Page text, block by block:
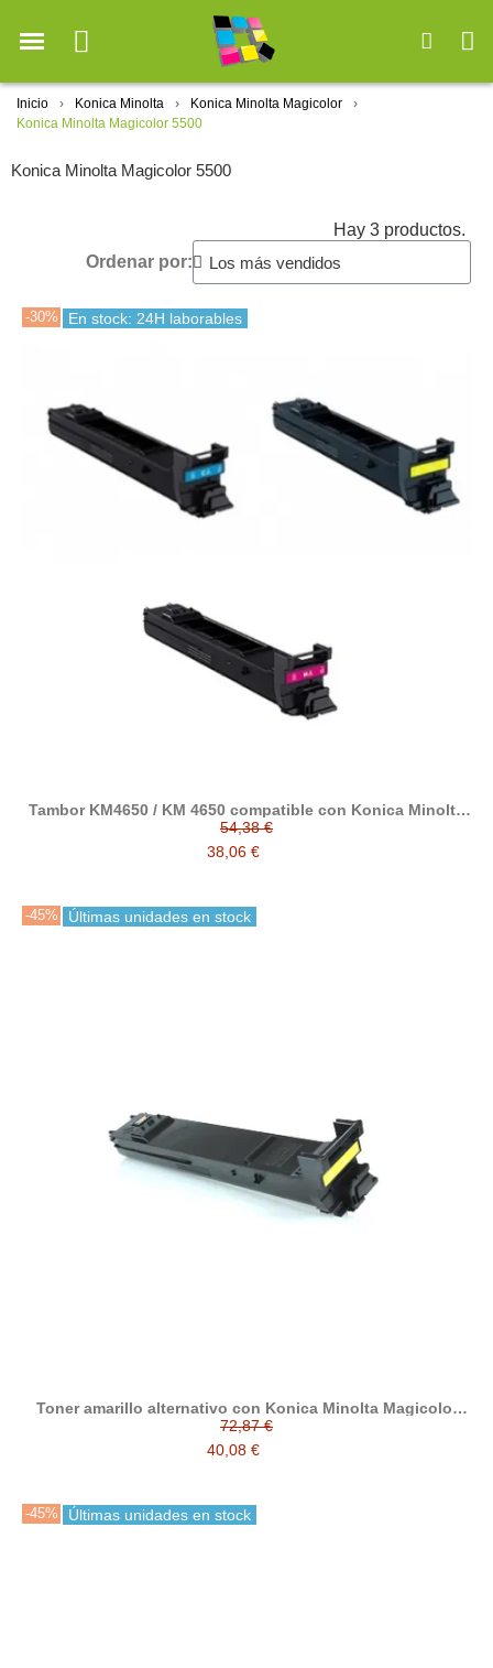
Inicio Konica Minolta
Konica Minolta Magicolor
Konica Minolta Magicolor 5500
Konica Minolta Magicolor 5500
Hay 3 productos.
Ordenar por:
-30% En stock: 24H laborables
Tambor KM4650 / KM 4650 compatible con Konica Minolta
Magicolor A0310GH / A0310AH / A03105H
54,38 €
38,06 €
-45% Últimas unidades en stock
Toner amarillo alternativo con Konica Minolta Magicolor
5500 / 5550 / 5570 / 5650 / 5670
72,87 €
40,08 €
-45% Últimas unidades en stock